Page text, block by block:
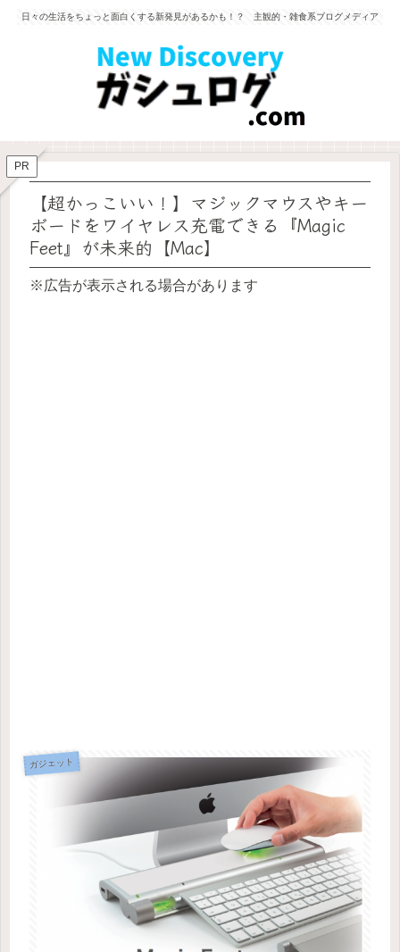
日々の生活をちょっと面白くする新発見があるかも！？ 主観的・雑食系ブログメディア
PR
【超かっこいい！】マジックマウスやキー
ボードをワイヤレス充電できる『Magic
Feet』が未来的【Mac】
※広告が表示される場合があります
ガジェット